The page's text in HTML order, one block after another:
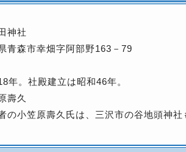
社
市幸畑字阿部野163－79
社殿建立は昭和46年。
久
笠原壽久氏は、三沢市の谷地頭神社